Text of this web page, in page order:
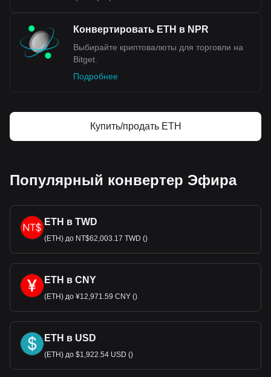
Конвертировать ETH в NPR
Выбирайте криптовалюты для торговли на
Bitget.
Подробнее
Купить/продать ETH
Популярный конвертер Эфира
ETH в TWD
(ETH) до NT$62,003.17 TWD ()
ETH в CNY
(ETH) до ¥12,971.59 CNY ()
ETH в USD
(ETH) до $1,922.54 USD ()